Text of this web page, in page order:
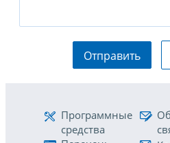
Отправить
Программные
средства